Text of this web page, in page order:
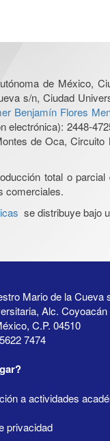
de México,
s/n, Ciudad
Benjamín Flores
electrónica): 2448-
de Oca,
total o
comerciales.
se distribuye bajo
Mario de la Cueva
Alc. Coyoacán
C.P. 04510
7474
a actividades
privacidad